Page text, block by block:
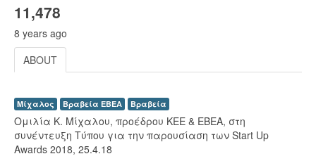
11,478
8 years ago
ABOUT
Μίχαλος Βραβεία ΕΒΕΑ Βραβεία
Ομιλία Κ. Μίχαλου, προέδρου ΚΕΕ & ΕΒΕΑ, στη
συνέντευξη Τύπου για την παρουσίαση των Start Up
Awards 2018, 25.4.18